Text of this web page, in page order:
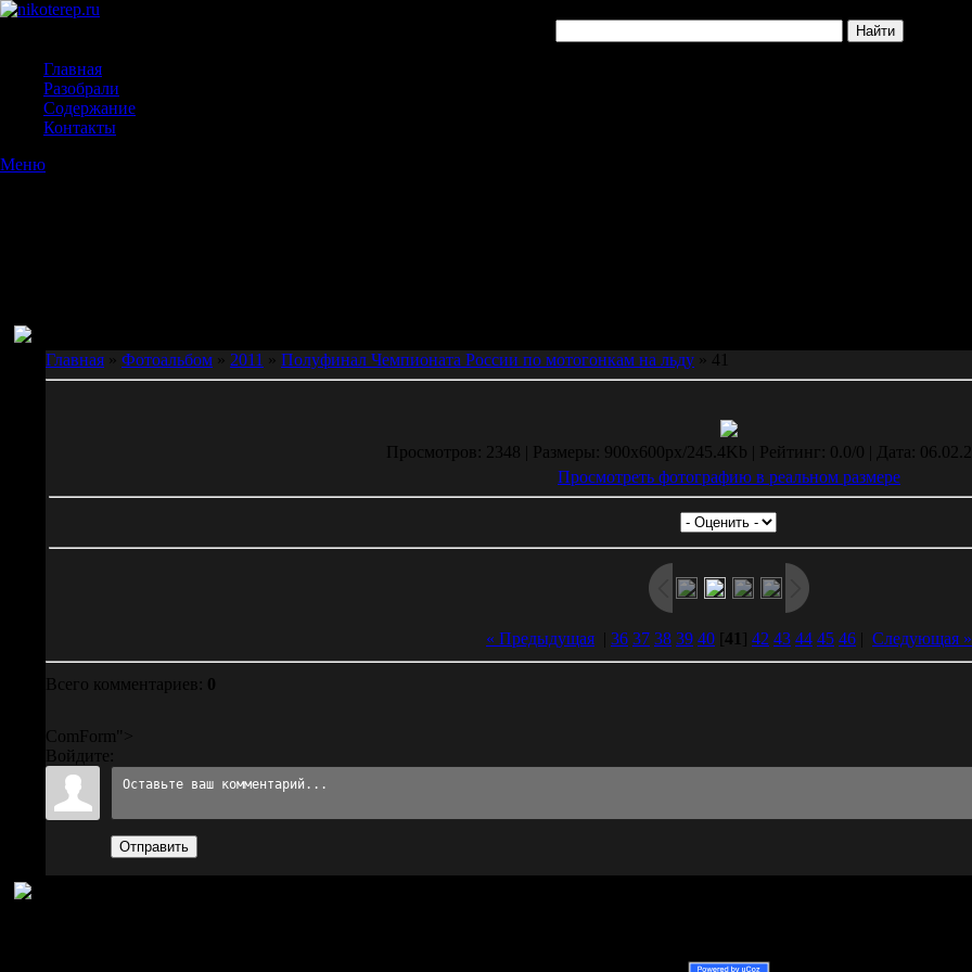
Главная
Разобрали
Содержание
Контакты
Меню
Главная » Фотоальбом » 2011 » Полуфинал Чемпионата России по мотогонкам на льду » 41
Просмотров: 2348 | Размеры: 900x600px/245.4Kb | Рейтинг: 0.0/0 | Дата:
Просмотреть фотографию в реальном размере
« Предыдущая 36 37 38 39 40 [41 ] 42 43 44 45 46 Следующая »
Всего комментариев: 0
ComForm">
Войдите:
Отправить